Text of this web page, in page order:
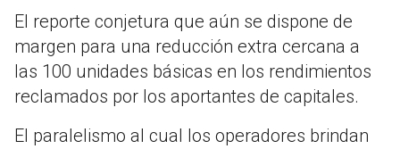
El reporte conjetura que aún se dispone de
margen para una reducción extra cercana a
las 100 unidades básicas en los rendimientos
reclamados por los aportantes de capitales.
El paralelismo al cual los operadores brindan